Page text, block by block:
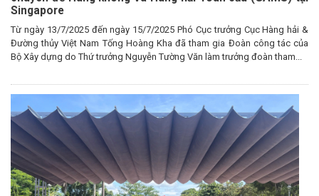
Singapore
Từ ngày 13/7/2025 đến ngày 15/7/2025 Phó Cục trưởng Cục Hàng hải &
Đường thủy Việt Nam Tống Hoàng Kha đã tham gia Đoàn công tác của
Bộ Xây dựng do Thứ trưởng Nguyễn Tường Văn làm trưởng đoàn tham...